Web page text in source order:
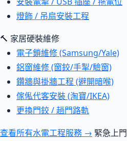
燈飾 / 吊扇安裝工程
🔨 家居硬裝維修
電子鎖維修 (Samsung/Yale)
鋁窗維修 (窗鉸/手掣/驗窗)
鑽牆與掛牆工程 (避開暗喉)
傢俬代客安裝 (淘寶/IKEA)
更換門鉸 / 趟門路軌
查看所有水電工程服務 → 緊急上門